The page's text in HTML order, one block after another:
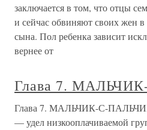
заключается в том, что отцы
и сейчас обвиняют своих жен
сына. Пол ребенка зависит
вернее от
Глава 7.
Глава 7. МАЛЬЧИК-С-ПАЛЬЧИК
— удел низкооплачиваемой